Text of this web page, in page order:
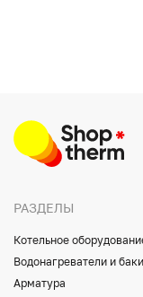
РАЗДЕЛЫ
Котельное
Водонагреватели и баки
Арматура